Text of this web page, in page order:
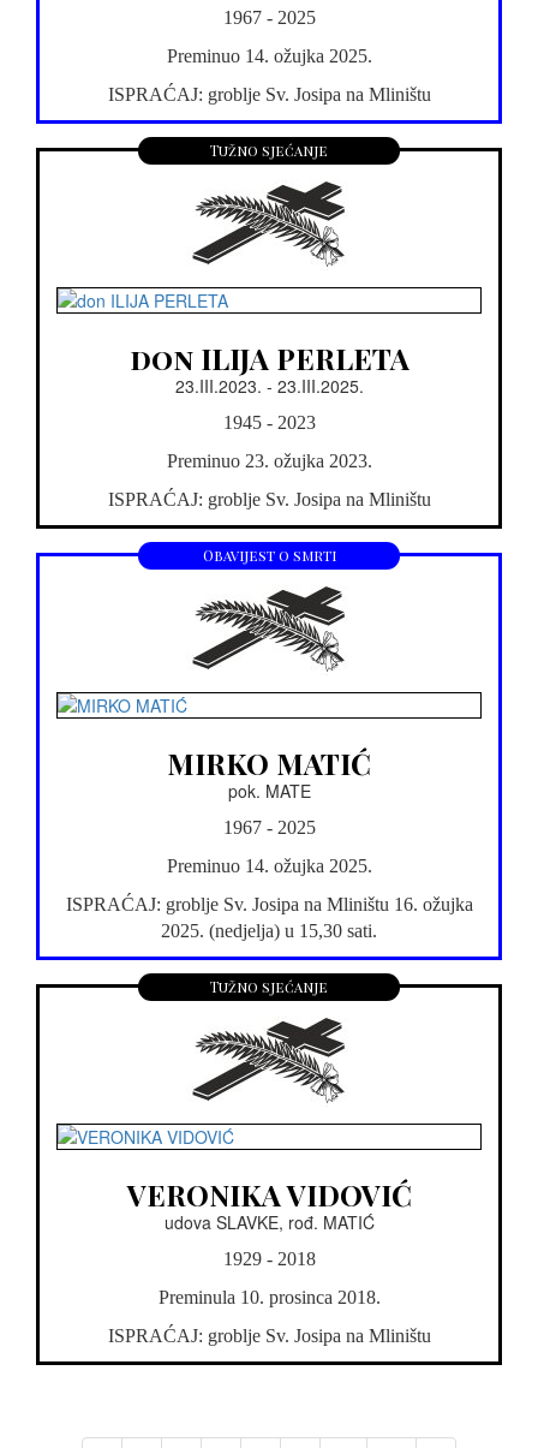
1967 - 2025
Preminuo 14. ožujka 2025.
ISPRAĆAJ: groblje Sv. Josipa na Mliništu
Tužno sjećanje
don ILIJA PERLETA
23.III.2023. - 23.III.2025.
1945 - 2023
Preminuo 23. ožujka 2023.
ISPRAĆAJ: groblje Sv. Josipa na Mliništu
Obavijest o smrti
MIRKO MATIĆ
pok. MATE
1967 - 2025
Preminuo 14. ožujka 2025.
ISPRAĆAJ: groblje Sv. Josipa na Mliništu 16. ožujka
2025. (nedjelja) u 15,30 sati.
Tužno sjećanje
VERONIKA VIDOVIĆ
udova SLAVKE, rođ. MATIĆ
1929 - 2018
Preminula 10. prosinca 2018.
ISPRAĆAJ: groblje Sv. Josipa na Mliništu